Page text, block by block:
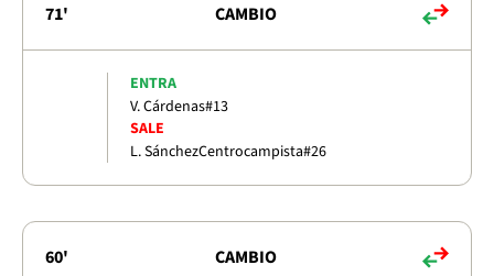
71' CAMBIO
ENTRA
V. Cárdenas#13
SALE
L. SánchezCentrocampista#26
60' CAMBIO